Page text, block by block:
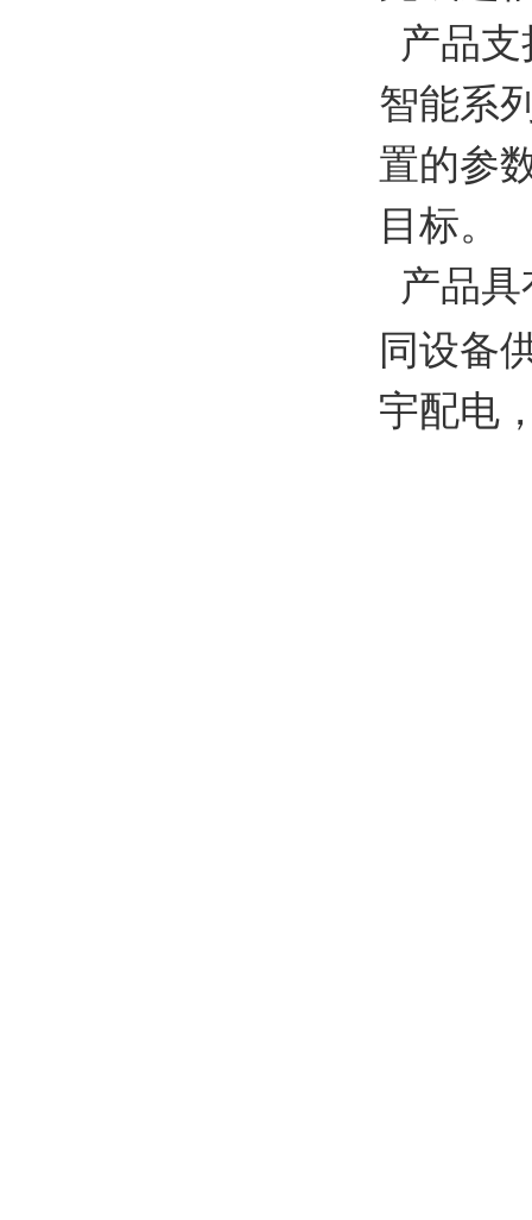
产品
智能系
置的参
目标。
产品
同设备
宇配电